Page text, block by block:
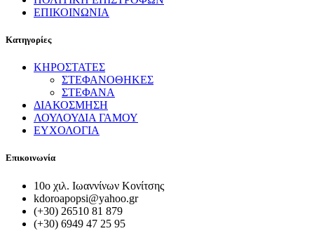
ΕΠΙΚΟΙΝΩΝΙΑ
Κατηγορίες
ΚΗΡΟΣΤΑΤΕΣ
ΣΤΕΦΑΝΟΘΗΚΕΣ
ΣΤΕΦΑΝΑ
ΔΙΑΚΟΣΜΗΣΗ
ΛΟΥΛΟΥΔΙΑ ΓΑΜΟΥ
ΕΥΧΟΛΟΓΙΑ
Επικοινωνία
10ο χιλ. Ιωαννίνων Κονίτσης
kdoroapopsi@yahoo.gr
(+30) 26510 81 879
(+30) 6949 47 25 95